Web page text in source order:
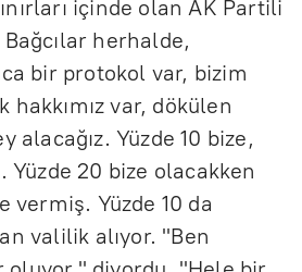
içinde olan AK Partili
herhalde,
bir protokol var, bizim
var, dökülen
alacağız. Yüzde 10 bize,
Yüzde 20 bize olacakken
vermiş. Yüzde 10 da
valilik alıyor. "Ben